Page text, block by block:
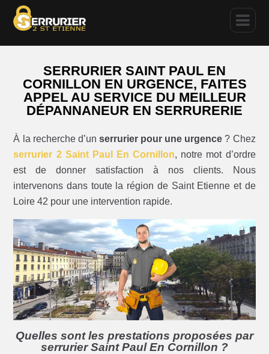
SERRURIER SAINT PAUL EN
CORNILLON EN URGENCE, FAITES
APPEL AU SERVICE DU MEILLEUR
DÉPANNANEUR EN SERRURERIE
À la recherche d’un serrurier pour une urgence ? Chez
serrurier 2 Saint Paul En Cornillon, notre mot d’ordre
est de donner satisfaction à nos clients. Nous
intervenons dans toute la région de Saint Etienne et de
Loire 42 pour une intervention rapide.
Quelles sont les prestations proposées par
serrurier Saint Paul En Cornillon ?